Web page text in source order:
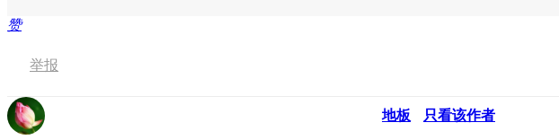
赞
举报
地板 只看该作者